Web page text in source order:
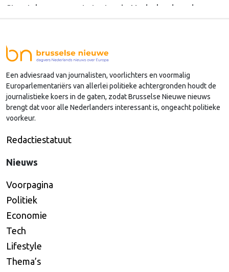
Straatsburg, en wat staat er in Nederland op de
Een adviesraad van journalisten, voorlichters en voormalig
Europarlementariërs van allerlei politieke achtergronden houdt de
journalistieke koers in de gaten, zodat Brusselse Nieuwe nieuws
brengt dat voor alle Nederlanders interessant is, ongeacht politieke
voorkeur.
Redactiestatuut
Nieuws
Voorpagina
Politiek
Economie
Tech
Lifestyle
Thema’s